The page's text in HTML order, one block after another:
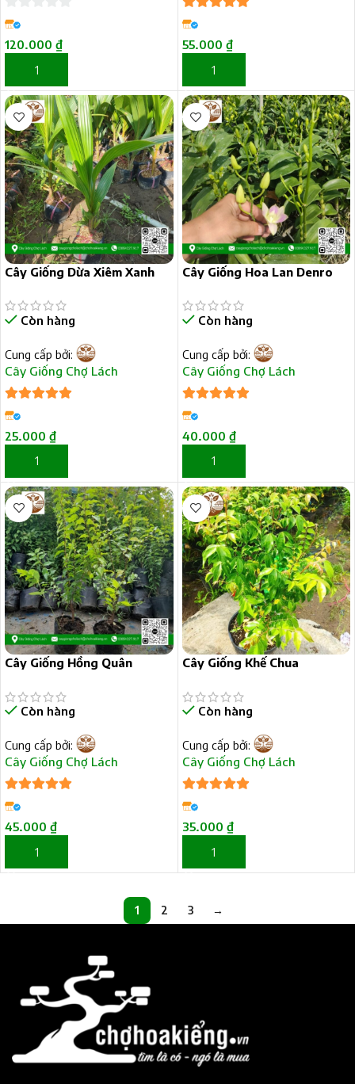
0
trên
5
120.000 ₫
THÊM VÀO GIỎ HÀNG
5trên 5
55.000 ₫
THÊM VÀO GIỎ HÀNG
Cây Giống Dừa Xiêm Xanh
Còn hàng
Cung cấp bởi:
Cây Giống Chợ Lách
5trên 5
25.000 ₫
THÊM VÀO GIỎ HÀNG
Cây Giống Hoa Lan Denro
Còn hàng
Cung cấp bởi:
Cây Giống Chợ Lách
5trên 5
40.000 ₫
THÊM VÀO GIỎ HÀNG
Cây Giống Hồng Quân
Còn hàng
Cung cấp bởi:
Cây Giống Chợ Lách
5trên 5
45.000 ₫
THÊM VÀO GIỎ HÀNG
Cây Giống Khế Chua
Còn hàng
Cung cấp bởi:
Cây Giống Chợ Lách
5trên 5
35.000 ₫
THÊM VÀO GIỎ HÀNG
1 2 3 →